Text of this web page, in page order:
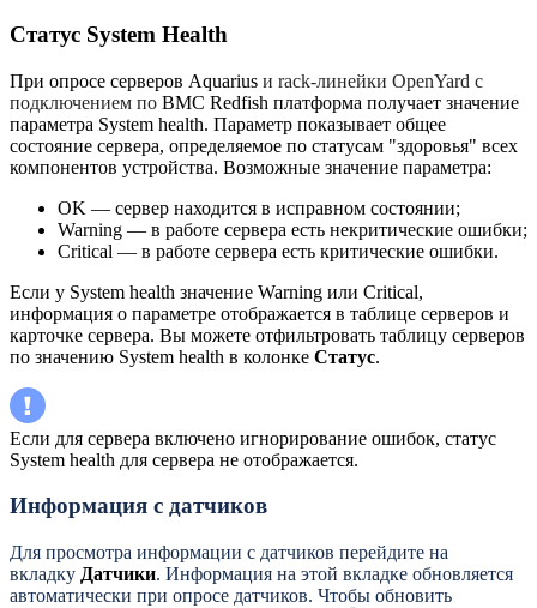
Статус System Health
При опросе серверов Aquarius и rack-линейки OpenYard с
подключением по BMC Redfish платформа получает значение
параметра System health. Параметр показывает общее
состояние сервера, определяемое по статусам "здоровья" всех
компонентов устройства. Возможные значение параметра:
OK — сервер находится в исправном состоянии;
Warning — в работе сервера есть некритические ошибки;
Critical — в работе сервера есть критические ошибки.
Если у System health значение Warning или Critical,
информация о параметре отображается в таблице серверов и
карточке сервера. Вы можете отфильтровать таблицу серверов
по значению System health в колонке Статус.
Если для сервера включено игнорирование ошибок, статус
System health для сервера не отображается.
Информация с датчиков
Для просмотра информации с датчиков перейдите на
вкладку Датчики. Информация на этой вкладке обновляется
автоматически при опросе датчиков. Чтобы обновить